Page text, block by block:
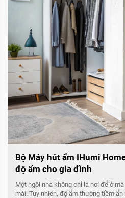
Bộ Máy hút ẩm IHumi
độ ẩm cho gia đình
Một ngôi nhà không chỉ là nơi để ở
mái. Tuy nhiên, độ ẩm thường tiềm